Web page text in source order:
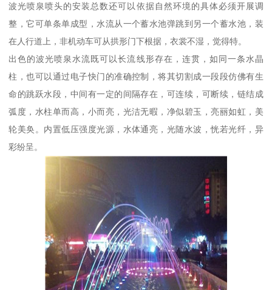
波光喷泉喷头的安装总数还可以依据自然环境的具体必须开展调
整，它可单条单成型，水流从一个蓄水池弹跳到另一个蓄水池，装
在人行道上，非机动车可从拱形门下根据，衣裳不湿，觉得特。
出色的波光喷泉水流既可以长流线形存在，连贯，如同一条水晶
柱，也可以通过电子快门的准确控制，将其切割成一段段仿佛有生
命的跳跃水段，中间有一定的间隔存在，可连续，可断续，链结成
弧度，水柱单而高，小而亮，光洁无暇，净似碧玉，亮丽如虹，美
轮美奂。内置低压强度光源，水体通亮，光随水波，恍若光纤，异
彩纷呈。